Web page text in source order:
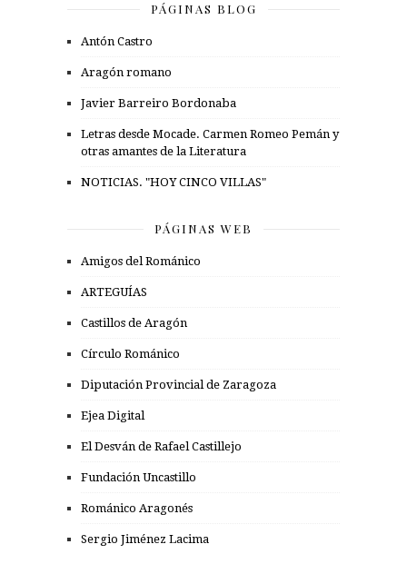
PÁGINAS BLOG
Antón Castro
Aragón romano
Javier Barreiro Bordonaba
Letras desde Mocade. Carmen Romeo Pemán y
otras amantes de la Literatura
NOTICIAS. "HOY CINCO VILLAS"
PÁGINAS WEB
Amigos del Románico
ARTEGUÍAS
Castillos de Aragón
Círculo Románico
Diputación Provincial de Zaragoza
Ejea Digital
El Desván de Rafael Castillejo
Fundación Uncastillo
Románico Aragonés
Sergio Jiménez Lacima